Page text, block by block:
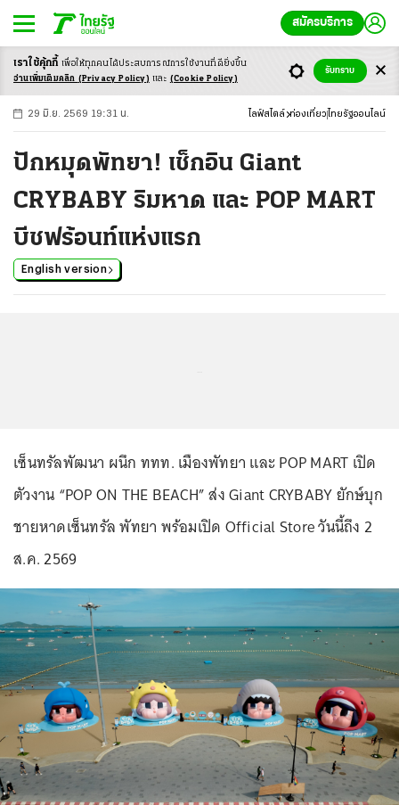
สมัครบริการ
-ก ก ก+
29 มิ.ย. 2569 19:31 น. ไลฟ์สไตล์ ท่องเที่ยว ไทยรัฐออนไลน์
ปักหมุดพัทยา! เช็กอิน Giant
CRYBABY ริมหาด และ POP MART
บีชฟร้อนท์แห่งแรก
English version
เซ็นทรัลพัฒนา ผนึก ททท. เมืองพัทยา และ POP MART เปิด
ตัวงาน “POP ON THE BEACH”ส่ง Giant CRYBABY ยักษ์บุก
ชายหาดเซ็นทรัล พัทยา พร้อมเปิด Official Store วันนี้ถึง 2
ส.ค. 2569
เราใช้คุ้กกี้ เพื่อให้ทุกคนได้ประสบการณ์การใช้งานที่ดียิ่งขึ้น
อ่านเพิ่มเติมคลิก (Privacy Policy) และ (Cookie Policy)
รับทราบ